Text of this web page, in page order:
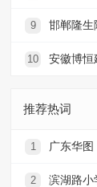
9 邯郸隆生
10 安徽博恒
推荐热词
1 广东华图
2 滨湖路小